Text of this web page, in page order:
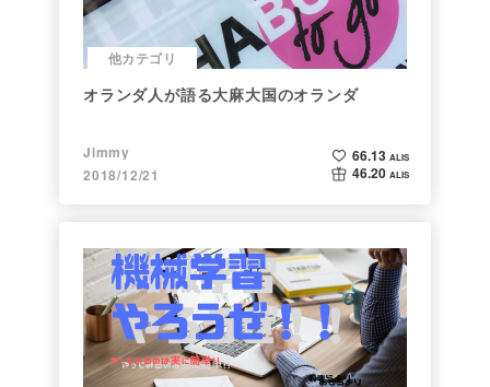
他カテゴリ
オランダ人が語る大麻大国のオランダ
Jimmy
2018/12/21
66.13 ALIS
46.20 ALIS